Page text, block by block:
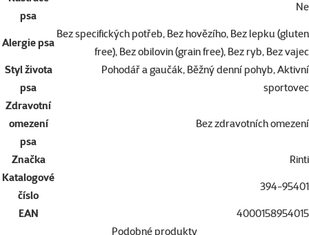
psa
Ne
Alergie psa
Bez specifických potřeb, Bez hovězího, Bez lepku (gluten
free), Bez obilovin (grain free), Bez ryb, Bez vajec
Styl života
psa
Pohodář a gaučák, Běžný denní pohyb, Aktivní
sportovec
Zdravotní
omezení
psa
Bez zdravotních omezení
Značka
Rinti
Katalogové
číslo
394-95401
EAN
4000158954015
Podobné produkty